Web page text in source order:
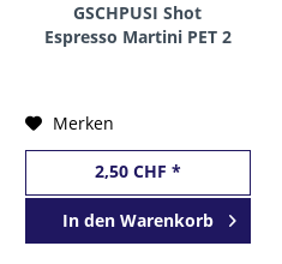
GSCHPUSI Shot
Espresso Martini PET 2
Merken
2,50 CHF *
In den Warenkorb